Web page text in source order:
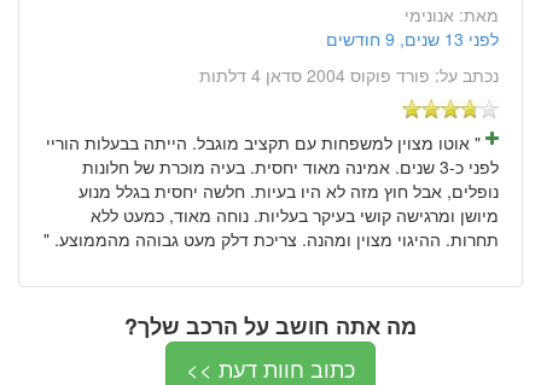
מאת: אנונימי
לפני 13 שנים, 9 חודשים
נכתב על: פורד פוקוס 2004 סדאן 4 דלתות
" אוטו מצוין למשפחות עם תקציב מוגבל. הייתה בבעלות הוריי
לפני כ-3 שנים. אמינה מאוד יחסית. בעיה מוכרת של חלונות
נופלים, אבל חוץ מזה לא היו בעיות. חלשה יחסית בגלל מנוע
מיושן ומרגישה קושי בעיקר בעליות. נוחה מאוד, כמעט ללא
תחרות. ההיגוי מצוין ומהנה. צריכת דלק מעט גבוהה מהממוצע. "
מה אתה חושב על הרכב שלך?
כתוב חוות דעת >>